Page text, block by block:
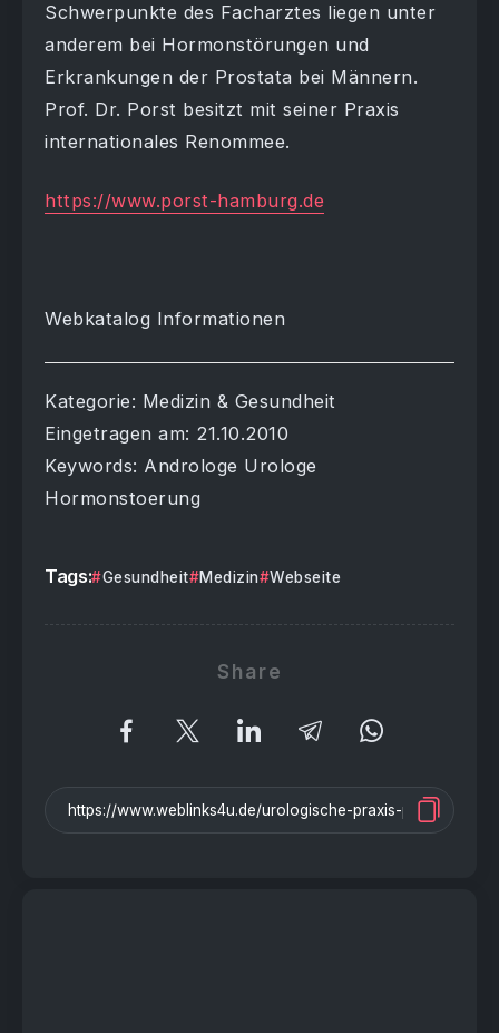
Schwerpunkte des Facharztes liegen unter
anderem bei Hormonstörungen und
Erkrankungen der Prostata bei Männern.
Prof. Dr. Porst besitzt mit seiner Praxis
internationales Renommee.
https://www.porst-hamburg.de
Webkatalog Informationen
Kategorie: Medizin & Gesundheit
Eingetragen am: 21.10.2010
Keywords: Androloge Urologe
Hormonstoerung
Tags: Gesundheit Medizin Webseite
Share